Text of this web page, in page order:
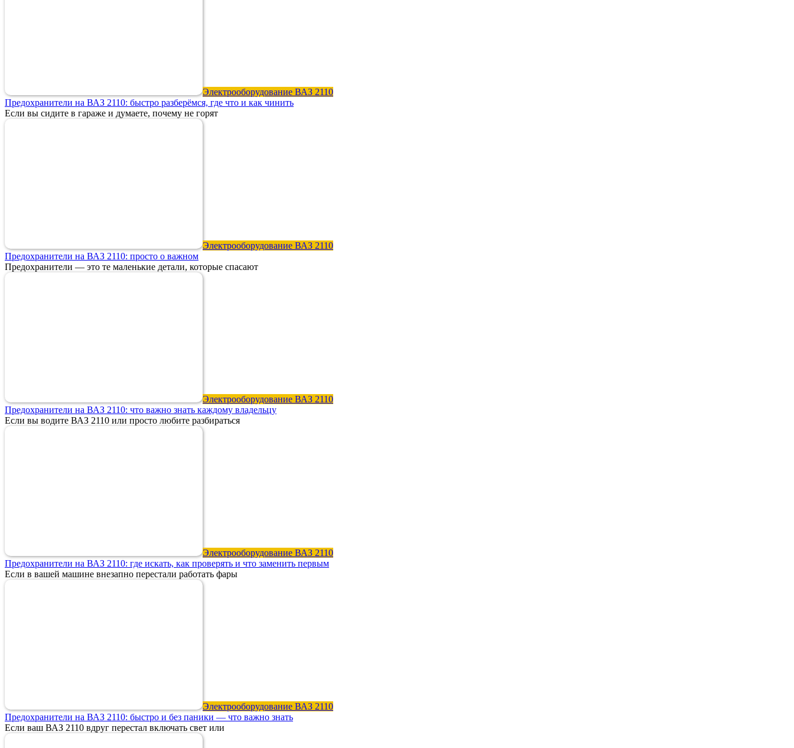
Электрооборудование ВАЗ 2110
Предохранители на ВАЗ 2110: быстро разберёмся, где что и как чинить
Если вы сидите в гараже и думаете, почему не горят
Электрооборудование ВАЗ 2110
Предохранители на ВАЗ 2110: просто о важном
Предохранители — это те маленькие детали, которые спасают
Электрооборудование ВАЗ 2110
Предохранители на ВАЗ 2110: что важно знать каждому владельцу
Если вы водите ВАЗ 2110 или просто любите разбираться
Электрооборудование ВАЗ 2110
Предохранители на ВАЗ 2110: где искать, как проверять и что заменить первым
Если в вашей машине внезапно перестали работать фары
Электрооборудование ВАЗ 2110
Предохранители на ВАЗ 2110: быстро и без паники — что важно знать
Если ваш ВАЗ 2110 вдруг перестал включать свет или